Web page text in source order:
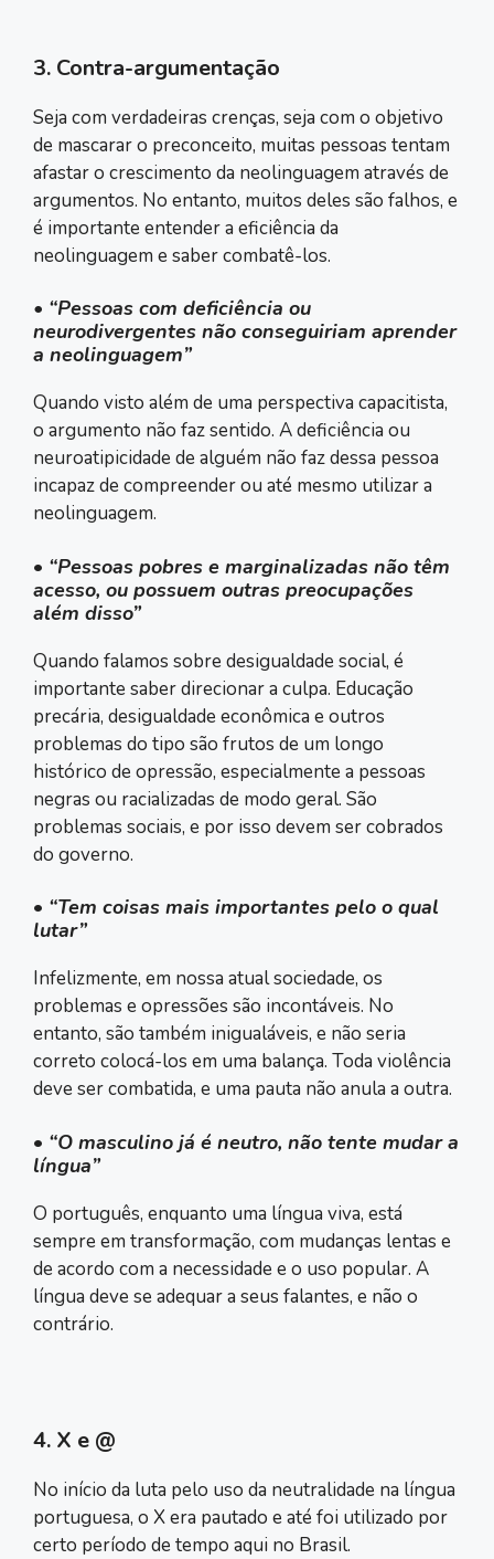
3. Contra-argumentação
Seja com verdadeiras crenças, seja com o objetivo
de mascarar o preconceito, muitas pessoas tentam
afastar o crescimento da neolinguagem através de
argumentos. No entanto, muitos deles são falhos, e
é importante entender a eficiência da
neolinguagem e saber combatê-los.
• “Pessoas com deficiência ou
neurodivergentes não conseguiriam aprender
a neolinguagem”
Quando visto além de uma perspectiva capacitista,
o argumento não faz sentido. A deficiência ou
neuroatipicidade de alguém não faz dessa pessoa
incapaz de compreender ou até mesmo utilizar a
neolinguagem.
• “Pessoas pobres e marginalizadas não têm
acesso, ou possuem outras preocupações
além disso”
Quando falamos sobre desigualdade social, é
importante saber direcionar a culpa. Educação
precária, desigualdade econômica e outros
problemas do tipo são frutos de um longo
histórico de opressão, especialmente a pessoas
negras ou racializadas de modo geral. São
problemas sociais, e por isso devem ser cobrados
do governo.
• “Tem coisas mais importantes pelo o qual
lutar”
Infelizmente, em nossa atual sociedade, os
problemas e opressões são incontáveis. No
entanto, são também inigualáveis, e não seria
correto colocá-los em uma balança. Toda violência
deve ser combatida, e uma pauta não anula a outra.
• “O masculino já é neutro, não tente mudar a
língua”
O português, enquanto uma língua viva, está
sempre em transformação, com mudanças lentas e
de acordo com a necessidade e o uso popular. A
língua deve se adequar a seus falantes, e não o
contrário.
4. X e @
No início da luta pelo uso da neutralidade na língua
portuguesa, o X era pautado e até foi utilizado por
certo período de tempo aqui no Brasil.